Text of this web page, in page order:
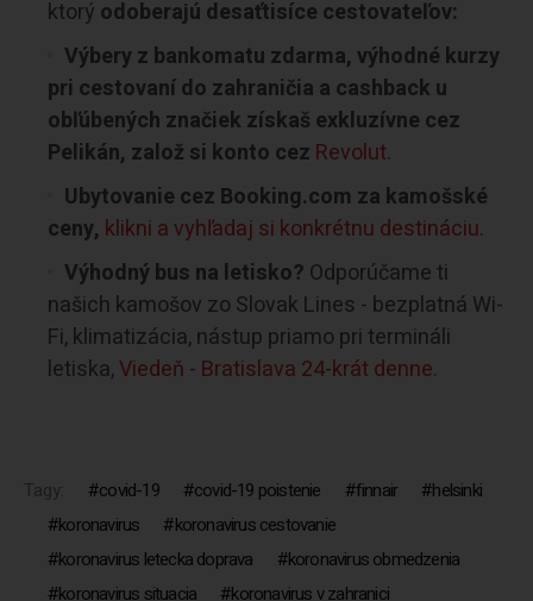
ktorý odoberajú desaťtisíce cestovateľov:
Výbery z bankomatu zdarma, výhodné kurzy
pri cestovaní do zahraničia a cashback u
obľúbených značiek získaš exkluzívne cez
Pelikán, založ si konto cez Revolut.
Ubytovanie cez Booking.com za kamošské
ceny, klikni a vyhľadaj si konkrétnu destináciu.
Výhodný bus na letisko? Odporúčame ti
našich kamošov zo Slovak Lines - bezplatná Wi-
Fi, klimatizácia, nástup priamo pri termináli
letiska,Viedeň - Bratislava 24-krát denne.
Tagy: covid-19 covid-19 poistenie finnair
helsinki
koronavirus
koronavirus cestovanie
koronavirus letecka doprava
koronavirus obmedzenia
koronavirus situacia
koronavirus v zahranici